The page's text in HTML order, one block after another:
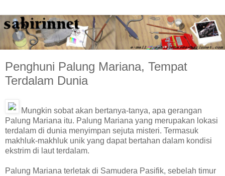
Penghuni Palung Mariana, Tempat
Terdalam Dunia
Mungkin sobat akan bertanya-tanya, apa gerangan
Palung Mariana itu. Palung Mariana yang merupakan lokasi
terdalam di dunia menyimpan sejuta misteri. Termasuk
makhluk-makhluk unik yang dapat bertahan dalam kondisi
ekstrim di laut terdalam.
Palung Mariana terletak di Samudera Pasifik, sebelah timur